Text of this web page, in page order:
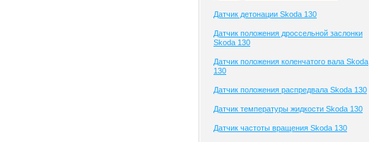
Датчик детонации Skoda 130
Датчик положения дроссельной заслонки
Skoda 130
Датчик положения коленчатого вала Skoda
130
Датчик положения распредвала Skoda 130
Датчик температуры жидкости Skoda 130
Датчик частоты вращения Skoda 130